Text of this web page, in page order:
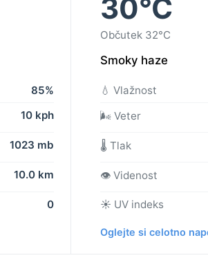
85%
10 kph
1023 mb
10.0 km
0
30°C
Občutek 32°C
Smoky haze
💧 Vlažnost
🌬️ Veter
🌡️ Tlak
👁️ Videnost
☀️ UV indeks
Oglejte si celotno